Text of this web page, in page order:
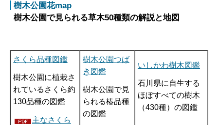
樹木公園花map
樹木公園で見られる草木50種類の解説と地図
さくら品種図鑑
樹木公園に植栽さ
れているさくら約
130品種の図鑑
主なさくら
樹木公園つば
き図鑑
樹木公園で見
られる椿品種
の図鑑
いしかわ樹木図鑑
石川県に自生する
ほぼすべての樹木
（430種）の図鑑